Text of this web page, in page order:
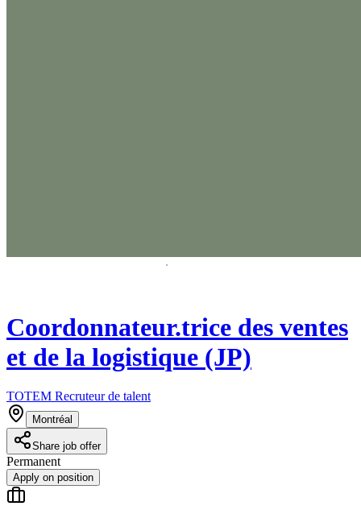
Coordonnateur.trice des ventes
et de la logistique (JP)
TOTEM Recruteur de talent
Montréal
Share job offer
Permanent
Apply on position